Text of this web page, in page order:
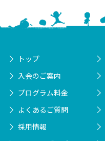
トップ
入会のご案内
プログラム料金
よくあるご質問
採用情報